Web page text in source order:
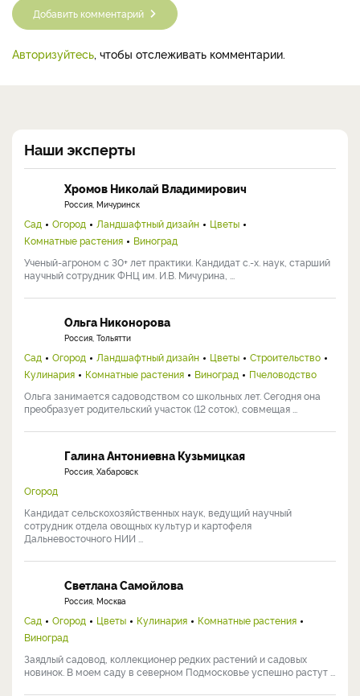
Добавить комментарий
Авторизуйтесь, чтобы отслеживать комментарии.
Наши эксперты
Хромов Николай Владимирович
Россия, Мичуринск
Сад Огород Ландшафтный дизайн
Цветы
Комнатные растения
Виноград
Ученый-агроном с 30+ лет практики. Кандидат с.-х. наук, старший
научный сотрудник ФНЦ им. И.В. Мичурина, ...
Ольга Никонорова
Россия, Тольятти
Сад Огород Ландшафтный дизайн Цветы
Строительство
Кулинария
Комнатные растения Виноград
Пчеловодство
Ольга занимается садоводством со школьных лет. Сегодня она
преобразует родительский участок (12 соток), совмещая ...
Галина Антониевна Кузьмицкая
Россия, Хабаровск
Огород
Кандидат сельскохозяйственных наук, ведущий научный
сотрудник отдела овощных культур и картофеля
Дальневосточного НИИ ...
Светлана Самойлова
Россия, Москва
Сад Огород Цветы Кулинария
Комнатные растения
Виноград
Заядлый садовод, коллекционер редких растений и садовых
новинок. В моем саду в северном Подмосковье успешно растут ...